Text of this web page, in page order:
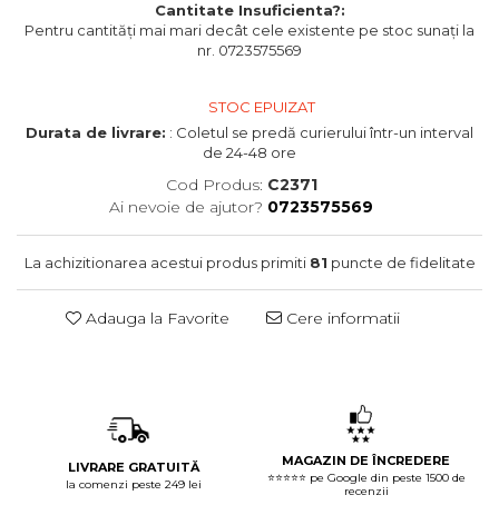
Cantitate Insuficienta?:
Pentru cantități mai mari decât cele existente pe stoc sunați la
nr. 0723575569
STOC EPUIZAT
Durata de livrare: : Coletul se predă curierului într-un interval
de 24-48 ore
Cod Produs: C2371
Ai nevoie de ajutor? 0723575569
La achizitionarea acestui produs primiti 81 puncte de fidelitate
Adauga la Favorite Cere informatii
LIVRARE GRATUITĂ
la comenzi peste 249 lei
MAGAZIN DE ÎNCREDERE
⭐⭐⭐⭐⭐ pe Google din peste 1500 de
recenzii